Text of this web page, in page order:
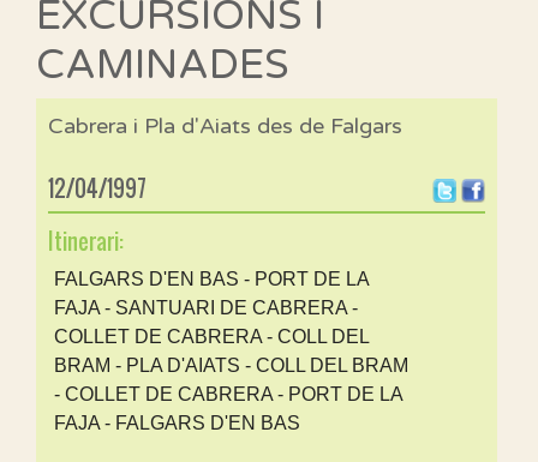
EXCURSIONS I
CAMINADES
Cabrera i Pla d'Aiats des de Falgars
12/04/1997
Itinerari:
FALGARS D'EN BAS - PORT DE LA
FAJA - SANTUARI DE CABRERA -
COLLET DE CABRERA - COLL DEL
BRAM - PLA D'AIATS - COLL DEL BRAM
- COLLET DE CABRERA - PORT DE LA
FAJA - FALGARS D'EN BAS